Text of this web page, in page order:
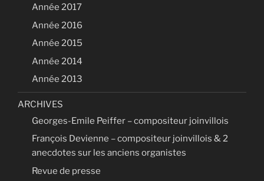
Année 2017
Année 2016
Année 2015
Année 2014
Année 2013
ARCHIVES
Georges-Emile Peiffer – compositeur joinvillois
François Devienne – compositeur joinvillois & 2
anecdotes sur les anciens organistes
Revue de presse